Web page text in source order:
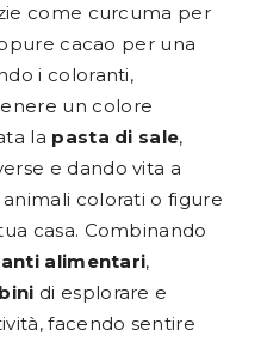
come curcuma per
cacao per una
i coloranti,
un colore
la pasta di sale,
e dando vita a
colorati o figure
casa. Combinando
alimentari,
di esplorare e
facendo sentire